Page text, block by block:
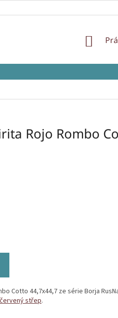
Rojo Rombo
Cotto 44,7x44,7 ze série Borja
červený střep.